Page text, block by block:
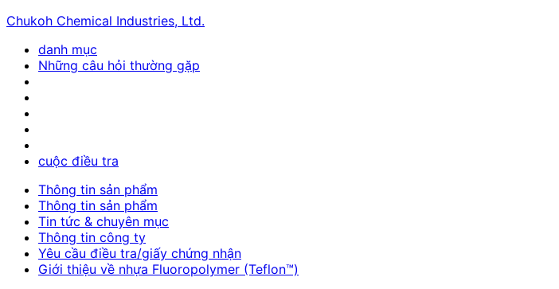
Chukoh Chemical Industries, Ltd.
danh mục
Những câu hỏi thường gặp
cuộc điều tra
Thông tin sản phẩm
Thông tin sản phẩm
Tin tức & chuyên mục
Thông tin công ty
Yêu cầu điều tra/giấy chứng nhận
Giới thiệu về nhựa Fluoropolymer (Teflon™)